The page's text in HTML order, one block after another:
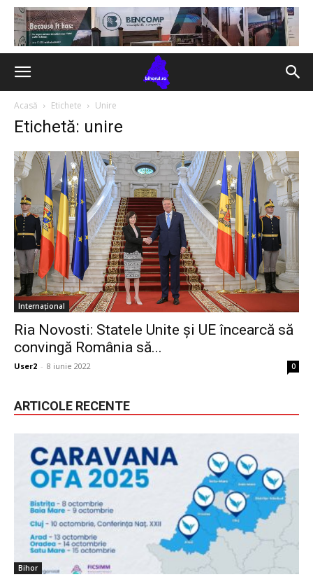
Acasă Etichete Unire
Etichetă: unire
Internațional
Ria Novosti: Statele Unite și UE încearcă să
convingă România să...
User2 - 8 iunie 2022 0
ARTICOLE RECENTE
Bihor